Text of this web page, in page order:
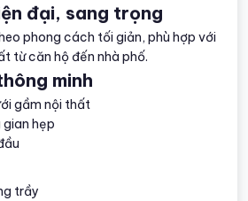
đại, sang trọng
phong cách tối giản, phù hợp với
từ căn hộ đến nhà phố.
minh
gầm nội thất
hẹp
trầy